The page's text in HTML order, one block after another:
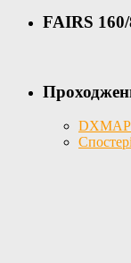
FAIRS